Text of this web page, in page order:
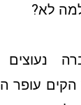
לא?
הקים עופר